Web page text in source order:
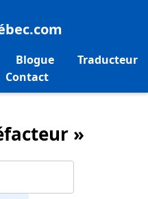
Blogue
Traducteur
Contact
»